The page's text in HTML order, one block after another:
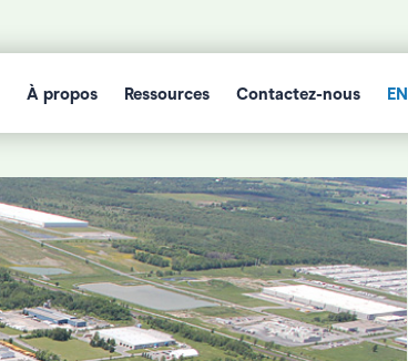
À propos Ressources Contactez-nous EN